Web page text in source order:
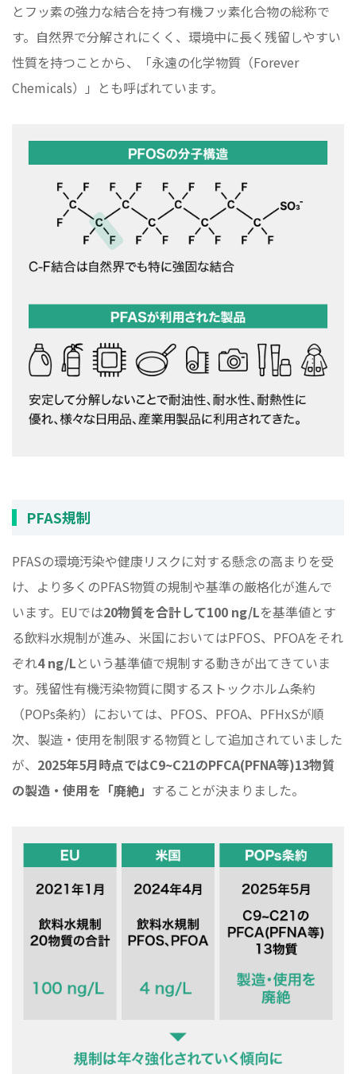
とフッ素の強力な結合を持つ有機フッ素化合物の総称で
す。自然界で分解されにくく、環境中に長く残留しやすい
性質を持つことから、「永遠の化学物質（Forever
Chemicals）」とも呼ばれています。
PFAS規制
PFASの環境汚染や健康リスクに対する懸念の高まりを受
け、より多くのPFAS物質の規制や基準の厳格化が進んで
います。EUでは20物質を合計して100 ng/Lを基準値とす
る飲料水規制が進み、米国においてはPFOS、PFOAをそれ
ぞれ4 ng/Lという基準値で規制する動きが出てきていま
す。残留性有機汚染物質に関するストックホルム条約
（POPs条約）においては、PFOS、PFOA、PFHxSが順
次、製造・使用を制限する物質として追加されていました
が、 2025年5月時点ではC9~C21のPFCA(PFNA等)13物質
の製造・使用を「廃絶」 することが決まりました。